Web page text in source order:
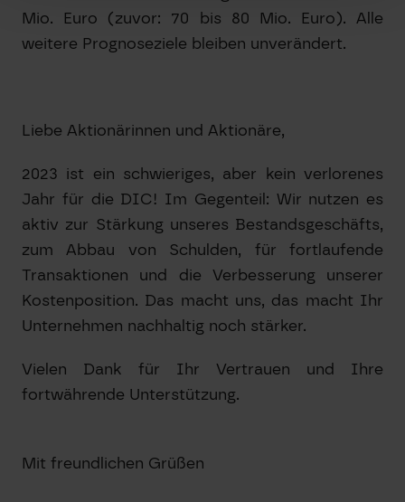
Mio. Euro (zuvor: 70 bis 80 Mio. Euro). Alle
weitere Prognoseziele bleiben unverändert.
Liebe Aktionärinnen und Aktionäre,
2023 ist ein schwieriges, aber kein verlorenes
Jahr für die DIC! Im Gegenteil: Wir nutzen es
aktiv zur Stärkung unseres Bestandsgeschäfts,
zum Abbau von Schulden, für fortlaufende
Transaktionen und die Verbesserung unserer
Kostenposition. Das macht uns, das macht Ihr
Unternehmen nachhaltig noch stärker.
Vielen Dank für Ihr Vertrauen und Ihre
fortwährende Unterstützung.
Mit freundlichen Grüßen